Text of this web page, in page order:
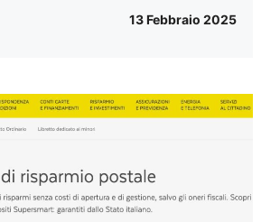
13 Febbraio 2025